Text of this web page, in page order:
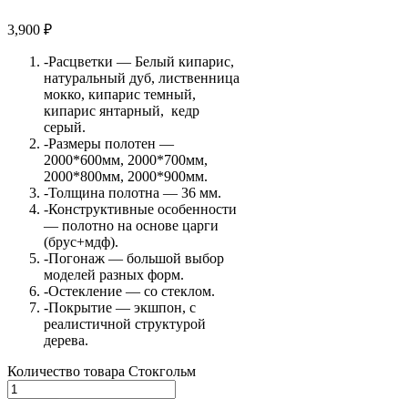
3,900 ₽
-Расцветки — Белый кипарис,
натуральный дуб, лиственница
мокко, кипарис темный,
кипарис янтарный, кедр
серый.
-Размеры полотен —
2000*600мм, 2000*700мм,
2000*800мм, 2000*900мм.
-Толщина полотна — 36 мм.
-Конструктивные особенности
— полотно на основе царги
(брус+мдф).
-Погонаж — большой выбор
моделей разных форм.
-Остекление — со стеклом.
-Покрытие — экшпон, с
реалистичной структурой
дерева.
Количество товара Стокгольм